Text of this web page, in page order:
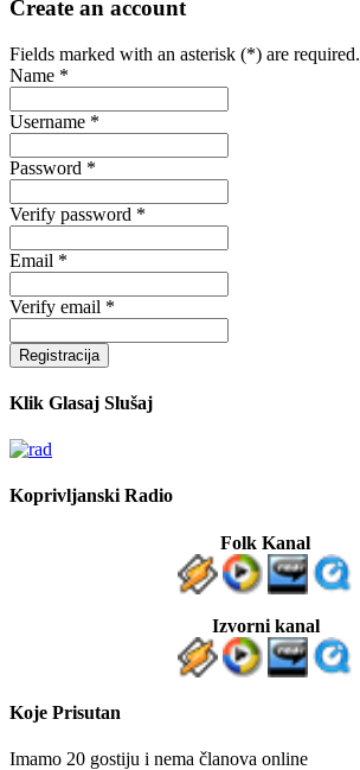
Create an account
Fields marked with an asterisk (*) are required.
Name *
Username *
Password *
Verify password *
Email *
Verify email *
Registracija
Klik Glasaj Slušaj
Koprivljanski Radio
Folk Kanal
Izvorni kanal
Koje Prisutan
Imamo 20 gostiju i nema članova online